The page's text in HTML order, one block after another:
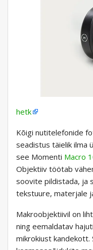
hetk
Kõigi nutitelefonide
seadistus täielik ilma
see Momenti Macro
Objektiiv töötab
soovite pildistada, ja
tekstuure, materjale
Makroobjektiivil on
ning eemaldatav
mikrokiust kandekott.